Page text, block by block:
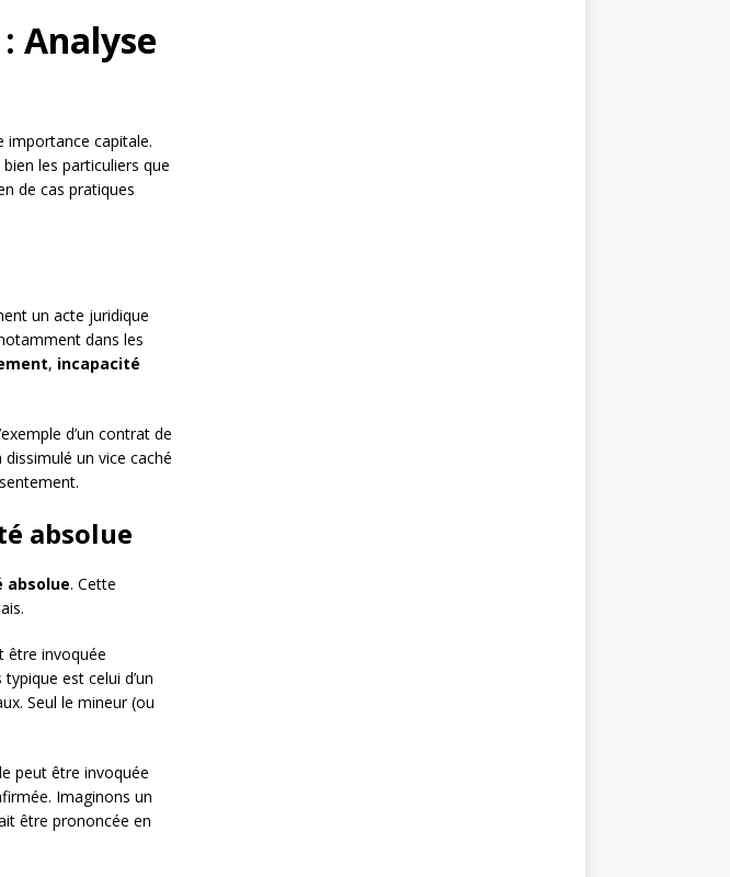
Analyse
importance capitale.
les particuliers que
de cas pratiques
un acte juridique
dans les
, incapacité
d’un contrat de
un vice caché
absolue
absolue. Cette
être invoquée
est celui d’un
Seul le mineur (ou
peut être invoquée
Imaginons un
être prononcée en